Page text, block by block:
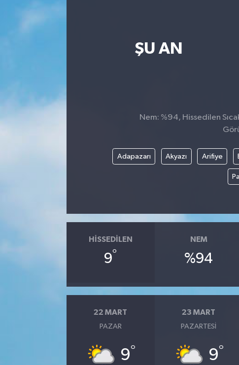
ŞU AN
Nem: %94, Hissedilen
Adapazarı Akyazı Arifiye
HISSEDILEN
9°
NEM
%94
22 MART
PAZAR
9°
23 MART
PAZARTESI
9°